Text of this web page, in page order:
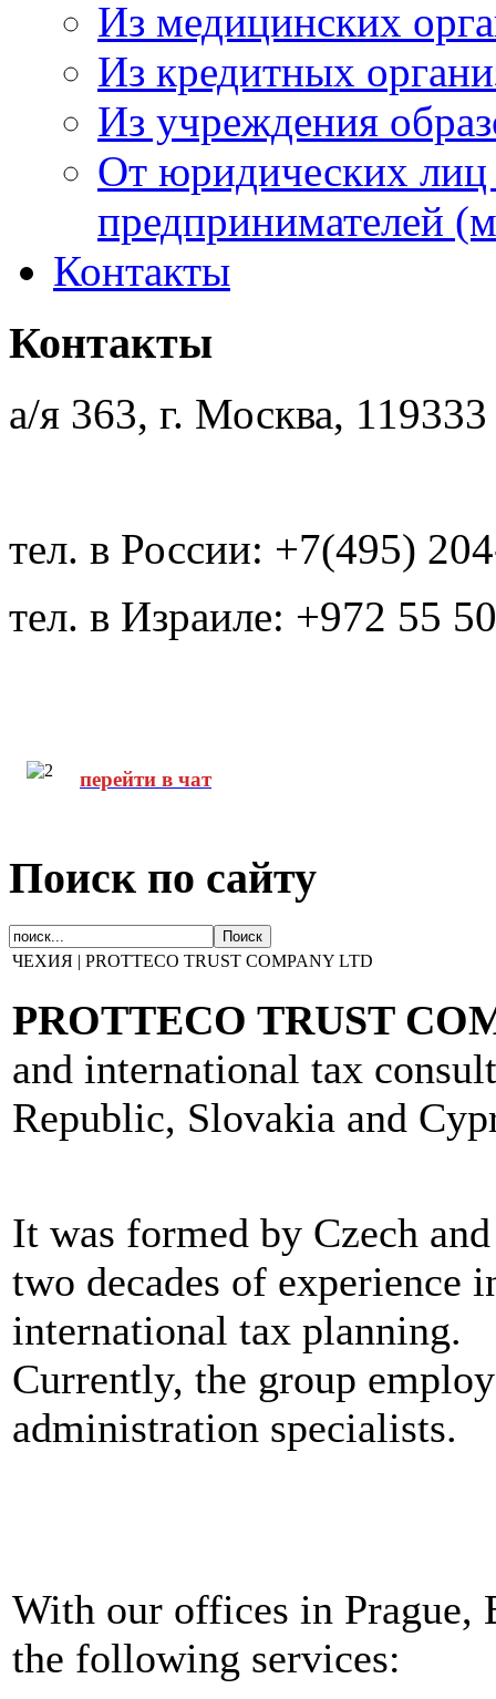
Из медицинских
Из кредитных
Из учреждения
От юридических
предпринимателей
Контакты
Контакты
а/я 363, г. Москва, 119333
тел. в России: +7(495)
тел. в Израиле: +972 55
перейти в чат
Поиск по сайту
ЧЕХИЯ | PROTTECO TRUST COMPANY LTD
PROTTECO TRUST
and international tax
Republic, Slovakia and
It was formed by Czech
two decades of experience
international tax planning.
Currently, the group
administration specialists.
With our offices in Prague,
the following services: